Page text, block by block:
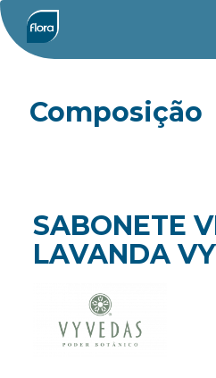
Composição
SABONETE
LAVANDA